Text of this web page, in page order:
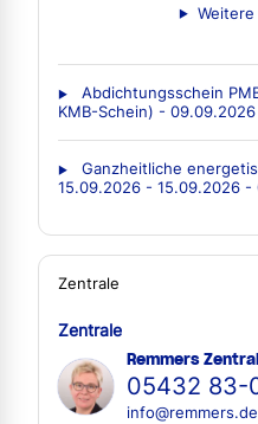
Abdichtungsschein
KMB-Schein) -
Ganzheitliche
15.09.2026 - 15.09.2026 -
Zentrale
Zentrale
Remmers
05432 83-
info@remmers.de